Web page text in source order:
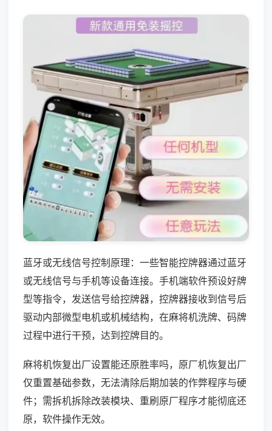
蓝牙或无线信号控制原理：一些智能控牌器通过蓝牙
或无线信号与手机等设备连接。手机端软件预设好牌
型等指令，发送信号给控牌器，控牌器接收到信号后
驱动内部微型电机或机械结构，在麻将机洗牌、码牌
过程中进行干预，达到控牌目的。
麻将机恢复出厂设置能还原胜率吗，原厂机恢复出厂
仅重置基础参数，无法清除后期加装的作弊程序与硬
件；需拆机拆除改装模块、重刷原厂程序才能彻底还
原，软件操作无效。